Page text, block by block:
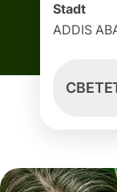
Stadt
ADDIS